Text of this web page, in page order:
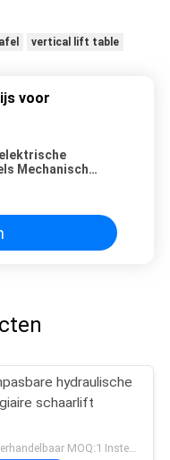
vertical lift table
voor
Mechanisch
hydraulische
schaarlift
Onderhandelbaar MOQ:1 Instellen